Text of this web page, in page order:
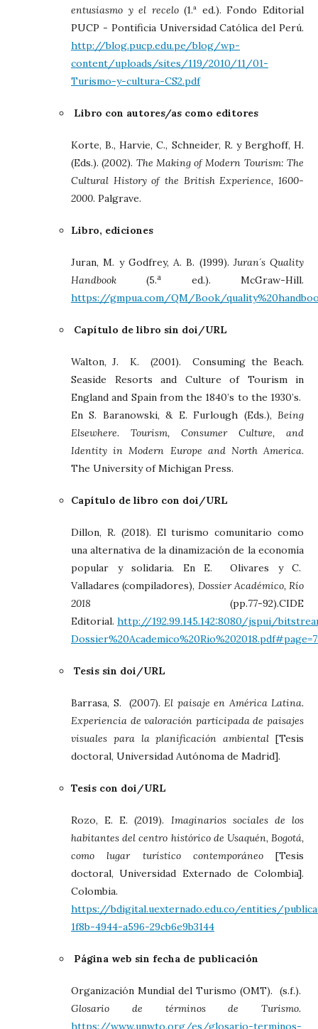
entusiasmo y el recelo(1.ª ed.). Fondo Editorial
PUCP - Pontificia Universidad Católica del Perú.
http://blog.pucp.edu.pe/blog/wp-
content/uploads/sites/119/2010/11/01-
Turismo-y-cultura-CS2.pdf
Libro con autores/as como editores
Korte, B., Harvie, C., Schneider, R. y Berghoff, H.
(Eds.). (2002). The Making of Modern Tourism: The
Cultural History of the British Experience, 1600-
2000. Palgrave.
Libro, ediciones
Juran, M. y Godfrey, A. B. (1999). Juran´s Quality
Handbook (5.a
ed.). McGraw-Hill.
https://gmpua.com/QM/Book/
Capítulo de libro sin doi/URL
Walton, J. K. (2001). Consuming the Beach.
Seaside Resorts and Culture of Tourism in
England and Spain from the 1840’s to the 1930’s.
En S. Baranowski, & E. Furlough (Eds.), Being
Elsewhere. Tourism, Consumer Culture, and
Identity in Modern Europe and North America.
The University of Michigan Press.
Capítulo de libro con doi/URL
Dillon, R. (2018). El turismo comunitario como
una alternativa de la dinamización de la economía
popular y solidaria. En E. Olivares y C.
Valladares (compiladores), Dossier Académico, Río
2018 (pp.77-92).CIDE
Editorial. http://192.99.145.142:8080/jspui/
Tesis sin doi/URL
Barrasa, S. (2007). El paisaje en América Latina.
Experiencia de valoración participada de paisajes
visuales para la planificación ambiental [Tesis
doctoral, Universidad Autónoma de Madrid].
Tesis con doi/URL
Rozo, E. E. (2019). Imaginarios sociales de los
habitantes del centro histórico de Usaquén, Bogotá,
como lugar turístico contemporáneo[Tesis
doctoral, Universidad Externado de Colombia].
Colombia.
https://bdigital.uexternado.edu.co/entities/
1f8b-4944-a596-29cb6e9b3144
Página web sin fecha de publicación
Organización Mundial del Turismo (OMT). (s.f.).
Glosario de términos de Turismo.